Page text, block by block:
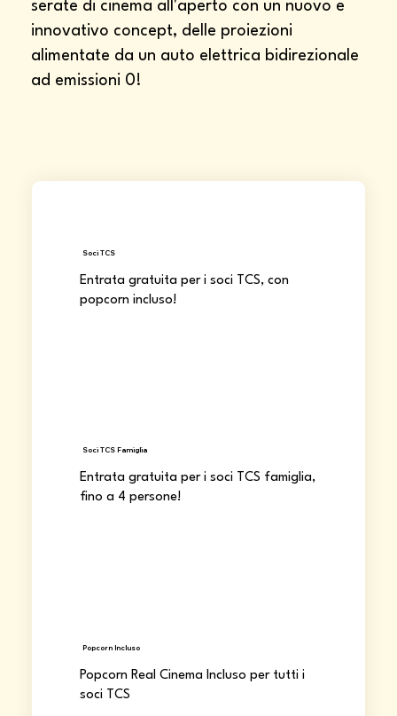
serate di cinema all'aperto con un nuovo e
innovativo concept, delle proiezioni
alimentate da un auto elettrica bidirezionale
ad emissioni 0!
Soci TCS
Entrata gratuita per i soci TCS, con
popcorn incluso!
Soci TCS Famiglia
Entrata gratuita per i soci TCS famiglia,
fino a 4 persone!
Popcorn Incluso
Popcorn Real Cinema Incluso per tutti i
soci TCS